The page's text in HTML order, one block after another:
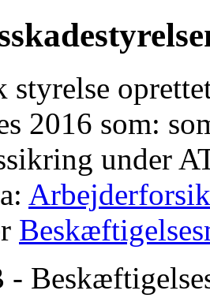
styrelse
2016 som:
under